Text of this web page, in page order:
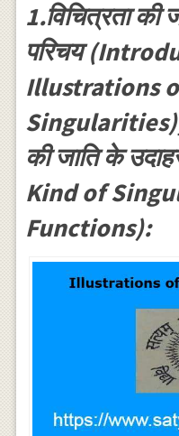
1.विचित्रता की
परिचय
Illustrations
की जाति के
Kind of
Functions):